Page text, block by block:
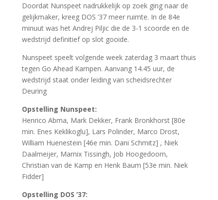
Doordat Nunspeet nadrukkelijk op zoek ging naar de
gelijkmaker, kreeg DOS ’37 meer ruimte. In de 84e
minuut was het Andrej Piljic die de 3-1 scoorde en de
wedstrijd definitief op slot gooide.
Nunspeet speelt volgende week zaterdag 3 maart thuis
tegen Go Ahead Kampen. Aanvang 14.45 uur, de
wedstrijd staat onder leiding van scheidsrechter
Deuring
Opstelling Nunspeet:
Henrico Abma, Mark Dekker, Frank Bronkhorst [80e
min. Enes Keklikoglu], Lars Polinder, Marco Drost,
William Huenestein [46e min. Dani Schmitz] , Niek
Daalmeijer, Marnix Tissingh, Job Hoogedoorn,
Christian van de Kamp en Henk Baum [53e min. Niek
Fidder]
Opstelling DOS ’37: